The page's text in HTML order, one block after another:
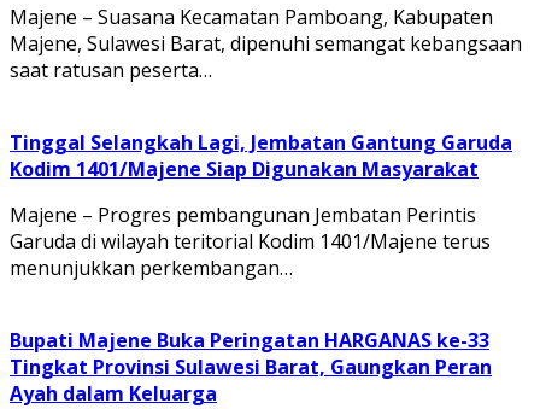
Majene – Suasana Kecamatan Pamboang, Kabupaten
Majene, Sulawesi Barat, dipenuhi semangat kebangsaan
saat ratusan peserta…
Tinggal Selangkah Lagi, Jembatan Gantung Garuda
Kodim 1401/Majene Siap Digunakan Masyarakat
Majene – Progres pembangunan Jembatan Perintis
Garuda di wilayah teritorial Kodim 1401/Majene terus
menunjukkan perkembangan…
Bupati Majene Buka Peringatan HARGANAS ke-33
Tingkat Provinsi Sulawesi Barat, Gaungkan Peran
Ayah dalam Keluarga